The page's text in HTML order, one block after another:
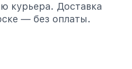
курьера. Доставка
— без оплаты.